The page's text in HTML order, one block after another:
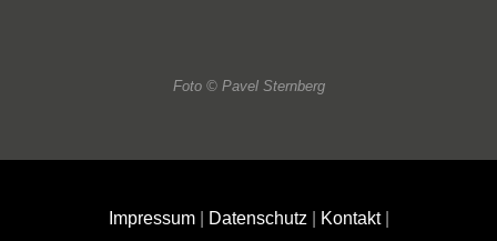
Foto © Pavel Sternberg
Impressum| Datenschutz Kontakt|